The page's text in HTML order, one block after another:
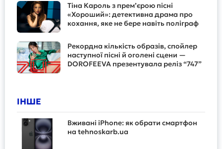
Тіна Кароль з прем’єрою пісні
«Хороший»: детективна драма про
кохання, яке не бере навіть поліграф
Рекордна кількість образів, спойлер
наступної пісні й оголені сцени —
DOROFEEVA презентувала реліз “747”
ІНШЕ
Вживані iPhone: як обрати смартфон
на tehnoskarb.ua